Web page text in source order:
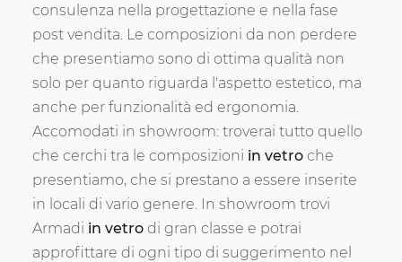
consulenza nella progettazione e nella fase
post vendita. Le composizioni da non perdere
che presentiamo sono di ottima qualità non
solo per quanto riguarda l'aspetto estetico, ma
anche per funzionalità ed ergonomia.
Accomodati in showroom: troverai tutto quello
che cerchi tra le composizioni in vetro che
presentiamo, che si prestano a essere inserite
in locali di vario genere. In showroom trovi
Armadi in vetro di gran classe e potrai
approfittare di ogni tipo di suggerimento nel